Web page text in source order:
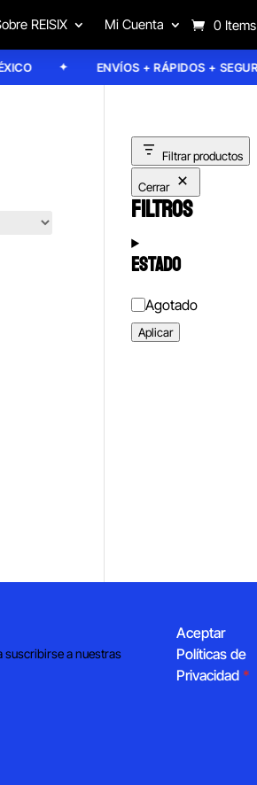
REISIX Mi Cuenta 0 Items
ENVÍOS + RÁPIDOS + SEGUROS
Filtrar productos
Cerrar
FILTROS
ESTADO
Estado
Agotado
Aplicar
suscribirse a nuestras
Aceptar
Políticas de
Privacidad *